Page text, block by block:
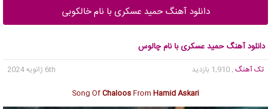
دانلود آهنگ حمید عسکری با نام خالکوبی
دانلود آهنگ حمید عسکری با نام چالوس
تک آهنگ , 1,910 بازدید
6th ژانویه 2024
Song OfChaloosFrom Hamid Askari